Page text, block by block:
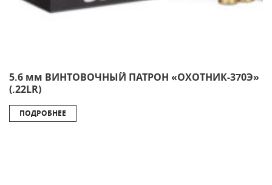
5.6 мм ВИНТОВОЧНЫЙ ПАТРОН «ОХОТНИК-370Э»
(.22LR)
ПОДРОБНЕЕ